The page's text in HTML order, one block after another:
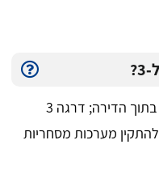
דרגה 1 רשאי לבצע תיקונים בסיסיים בתוך הדירה; דרגה 3
להתקין מערכות מסחריות